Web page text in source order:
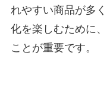
れやすい商品が多
化を楽しむために
ことが重要です。